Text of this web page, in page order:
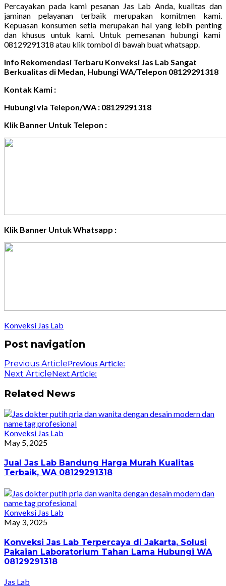
Percayakan pada kami pesanan Jas Lab Anda, kualitas dan
jaminan pelayanan terbaik merupakan komitmen kami.
Kepuasan konsumen setia merupakan hal yang lebih penting
dan khusus untuk kami. Untuk pemesanan hubungi kami
08129291318 atau klik tombol di bawah buat whatsapp.
Info Rekomendasi Terbaru Konveksi Jas Lab Sangat
Berkualitas di Medan, Hubungi WA/Telepon 08129291318
Kontak Kami :
Hubungi via Telepon/WA : 08129291318
Klik Banner Untuk Telepon :
Klik Banner Untuk Whatsapp :
Konveksi Jas Lab
Post navigation
Previous ArticlePrevious Article:
Next ArticleNext Article:
Related News
Konveksi Jas Lab
May 5, 2025
Jual Jas Lab Bandung Harga Murah Kualitas
Terbaik, WA 08129291318
Konveksi Jas Lab
May 3, 2025
Konveksi Jas Lab Terpercaya di Jakarta, Solusi
Pakaian Laboratorium Tahan Lama Hubungi WA
08129291318
Jas Lab